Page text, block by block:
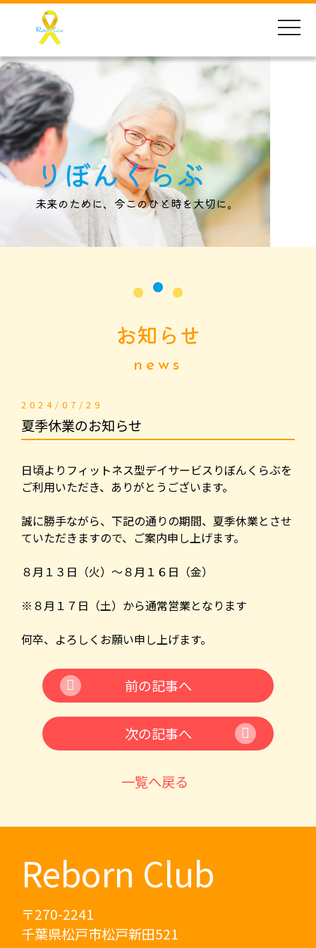
toggle
りぼんくらぶ
未来のために、今このひと時を大切に。
お知らせ
news
2024/07/29
夏季休業のお知らせ
日頃よりフィットネス型デイサービスりぼんくらぶを
ご利用いただき、ありがとうございます。
誠に勝手ながら、下記の通りの期間、夏季休業とさせ
ていただきますので、ご案内申し上げます。
８月１３日（火）〜８月１６日（金）
※８月１７日（土）から通常営業となります
何卒、よろしくお願い申し上げます。
前の記事へ
次の記事へ
一覧へ戻る
Reborn Club
〒270-2241
千葉県松戸市松戸新田521